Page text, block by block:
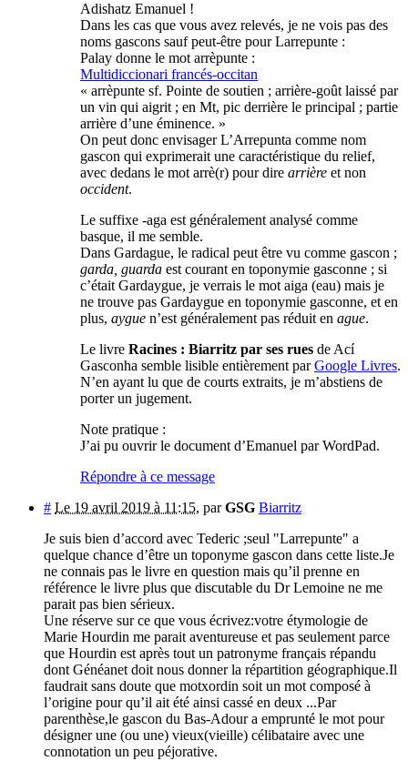
Adishatz Emanuel !
Dans les cas que vous avez relevés, je ne vois pas des
noms gascons sauf peut-être pour Larrepunte :
Palay donne le mot arrèpunte :
Multidiccionari francés-occitan
« arrèpunte sf. Pointe de soutien ; arrière-goût laissé par
un vin qui aigrit ; en Mt, pic derrière le principal ; partie
arrière d’une éminence. »
On peut donc envisager L’Arrepunta comme nom
gascon qui exprimerait une caractéristique du relief,
avec dedans le mot arrè(r) pour dire arrière et non
occident.
Le suffixe -aga est généralement analysé comme
basque, il me semble.
Dans Gardague, le radical peut être vu comme gascon ;
garda, guarda est courant en toponymie gasconne ; si
c’était Gardaygue, je verrais le mot aiga (eau) mais je
ne trouve pas Gardaygue en toponymie gasconne, et en
plus, aygue n’est généralement pas réduit en ague.
Le livre Racines : Biarritz par ses rues de Ací
Gasconha semble lisible entièrement parGoogle Livres.
N’en ayant lu que de courts extraits, je m’abstiens de
porter un jugement.
Note pratique :
J’ai pu ouvrir le document d’Emanuel par WordPad.
Répondre à ce message
# Le 19 avril 2019 à 11:15, parGSG Biarritz
Je suis bien d’accord avec Tederic ;seul "Larrepunte" a
quelque chance d’être un toponyme gascon dans cette liste.Je
ne connais pas le livre en question mais qu’il prenne en
référence le livre plus que discutable du Dr Lemoine ne me
parait pas bien sérieux.
Une réserve sur ce que vous écrivez:votre étymologie de
Marie Hourdin me parait aventureuse et pas seulement parce
que Hourdin est après tout un patronyme français répandu
dont Généanet doit nous donner la répartition géographique.Il
faudrait sans doute que motxordin soit un mot composé à
l’origine pour qu’il ait été ainsi cassé en deux ...Par
parenthèse,le gascon du Bas-Adour a emprunté le mot pour
désigner une (ou une) vieux(vieille) célibataire avec une
connotation un peu péjorative.